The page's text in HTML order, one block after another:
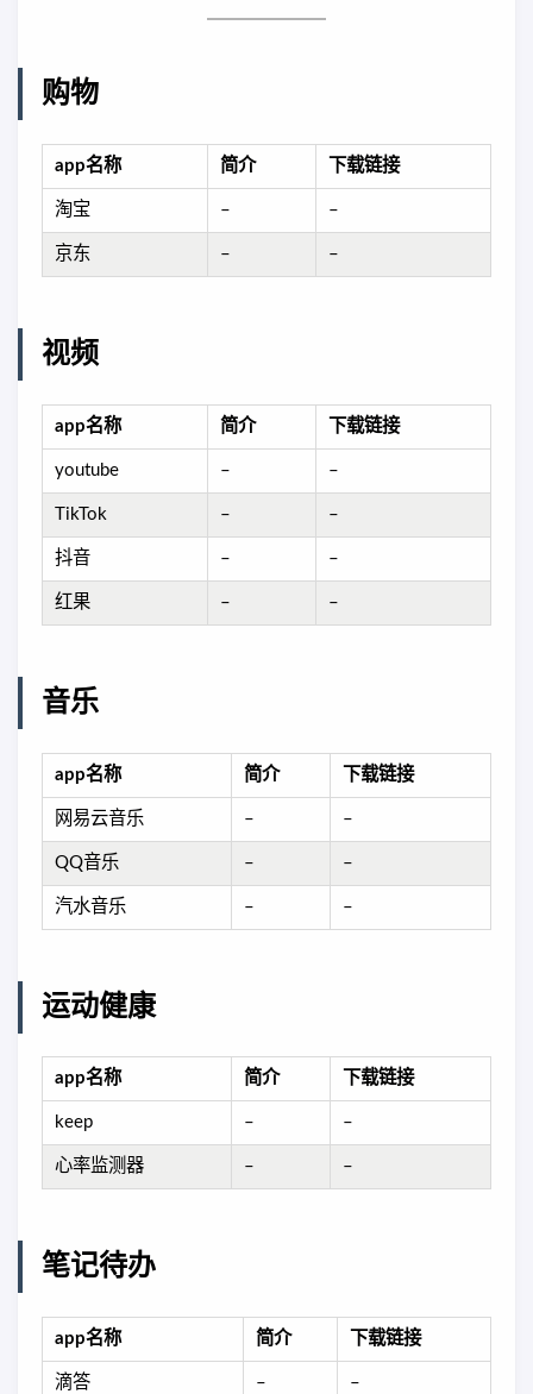
购物
app名称 简介 下载链接
淘宝 – –
京东 – –
视频
app名称 简介 下载链接
youtube – –
TikTok – –
抖音 – –
红果 – –
音乐
app名称 简介 下载链接
网易云音乐 – –
QQ音乐 – –
汽水音乐 – –
运动健康
app名称 简介 下载链接
keep – –
心率监测器 – –
笔记待办
app名称 简介 下载链接
滴答 – –